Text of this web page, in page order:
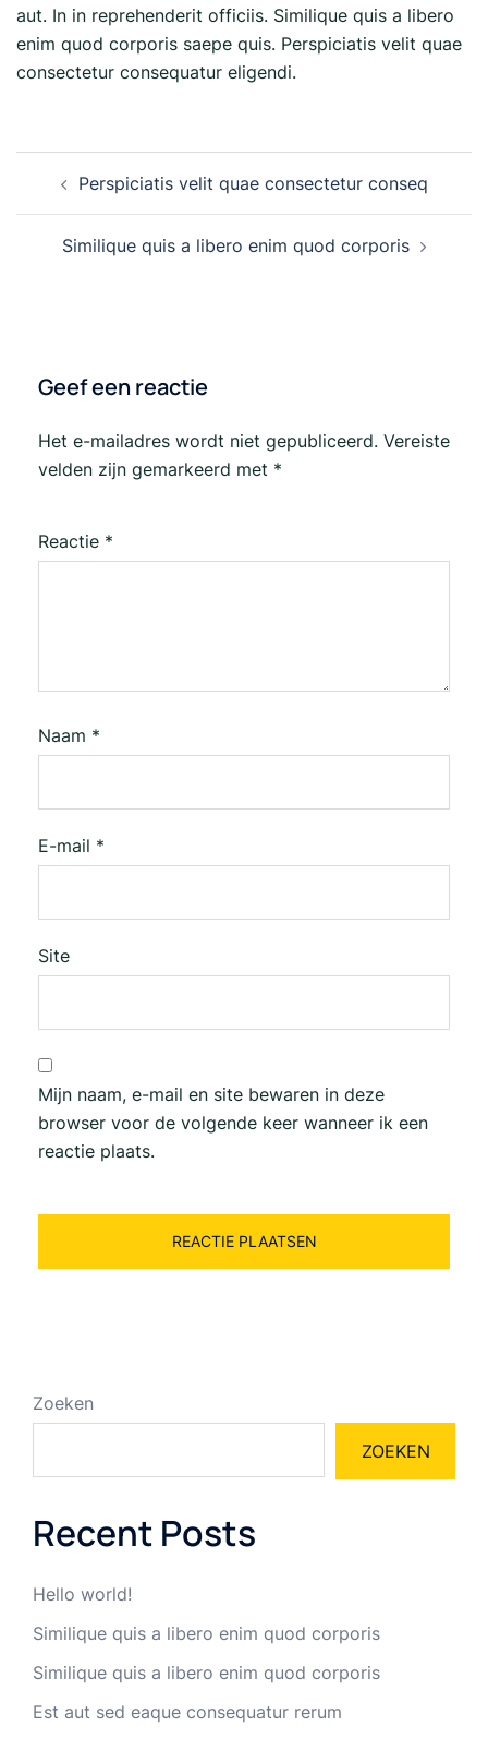
aut. In in reprehenderit officiis. Similique quis a libero
enim quod corporis saepe quis. Perspiciatis velit quae
consectetur consequatur eligendi.
navigatie
Perspiciatis velit quae consectetur conseq
Similique quis a libero enim quod corporis
Geef een reactie
Het e-mailadres wordt niet gepubliceerd. Vereiste
velden zijn gemarkeerd met *
Reactie *
Naam *
E-mail *
Site
Mijn naam, e-mail en site bewaren in deze
browser voor de volgende keer wanneer ik een
reactie plaats.
Zoeken
ZOEKEN
Recent Posts
Hello world!
Similique quis a libero enim quod corporis
Similique quis a libero enim quod corporis
Est aut sed eaque consequatur rerum